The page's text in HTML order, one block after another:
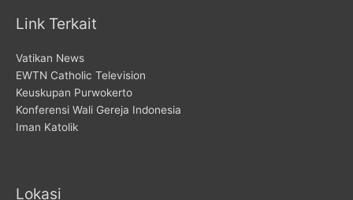
Link Terkait
Vatikan News
EWTN Catholic Television
Keuskupan Purwokerto
Konferensi Wali Gereja Indonesia
Iman Katolik
Lokasi